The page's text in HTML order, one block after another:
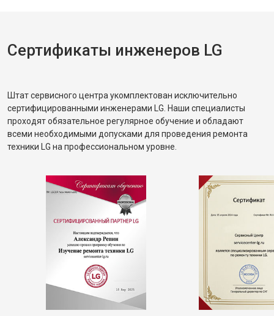
Сертификаты инженеров LG
Штат сервисного центра укомплектован исключительно
сертифицированными инженерами LG. Наши специалисты
проходят обязательное регулярное обучение и обладают
всеми необходимыми допусками для проведения ремонта
техники LG на профессиональном уровне.